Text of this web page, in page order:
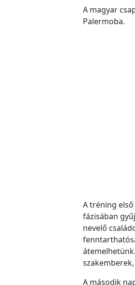
A magyar
Palermoba.
A tréning
fázisában
nevelő
A második